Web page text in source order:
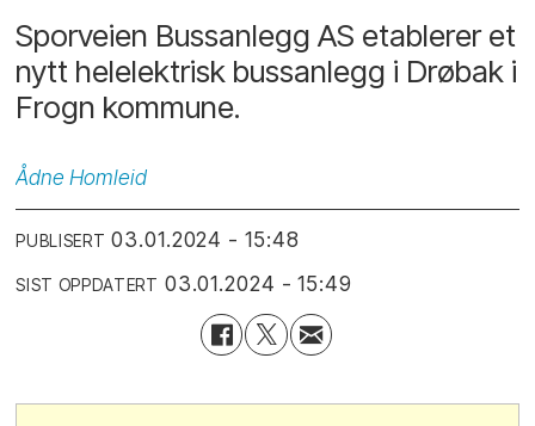
Sporveien Bussanlegg AS etablerer et
nytt helelektrisk bussanlegg i Drøbak i
Frogn kommune.
Ådne Homleid
PUBLISERT 03.01.2024 - 15:48
SIST OPPDATERT 03.01.2024 - 15:49